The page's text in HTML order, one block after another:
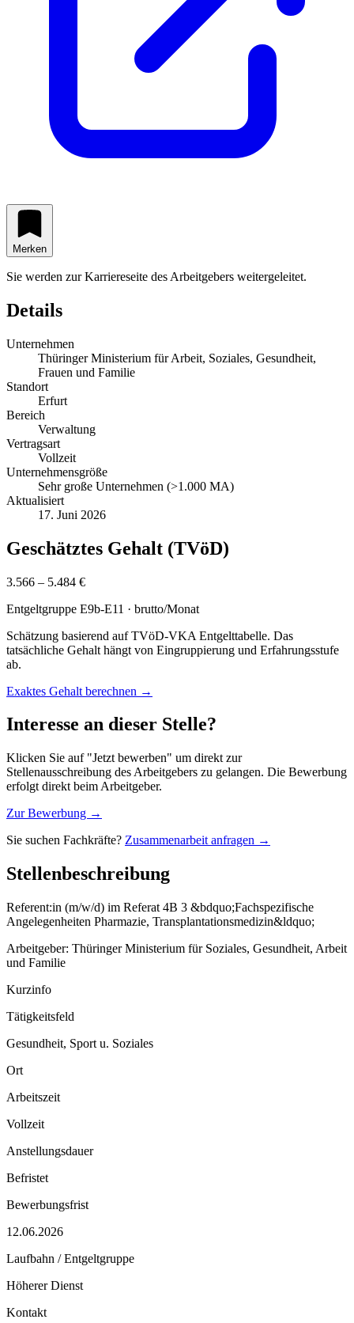
Merken
Sie werden zur Karriereseite des Arbeitgebers weitergeleitet.
Details
Unternehmen
Thüringer Ministerium für Arbeit, Soziales, Gesundheit,
Frauen und Familie
Standort
Erfurt
Bereich
Verwaltung
Vertragsart
Vollzeit
Unternehmensgröße
Sehr große Unternehmen (>1.000 MA)
Aktualisiert
17. Juni 2026
Geschätztes Gehalt (TVöD)
3.566 – 5.484 €
Entgeltgruppe E9b-E11 · brutto/Monat
Schätzung basierend auf TVöD-VKA Entgelttabelle. Das
tatsächliche Gehalt hängt von Eingruppierung und Erfahrungsstufe
ab.
Exaktes Gehalt berechnen →
Interesse an dieser Stelle?
Klicken Sie auf "Jetzt bewerben" um direkt zur
Stellenausschreibung des Arbeitgebers zu gelangen. Die Bewerbung
erfolgt direkt beim Arbeitgeber.
Zur Bewerbung →
Sie suchen Fachkräfte? Zusammenarbeit anfragen →
Stellenbeschreibung
Referent:in (m/w/d) im Referat 4B 3 &bdquo;Fachspezifische
Angelegenheiten Pharmazie, Transplantationsmedizin&ldquo;
Arbeitgeber: Thüringer Ministerium für Soziales, Gesundheit, Arbeit
und Familie
Kurzinfo
Tätigkeitsfeld
Gesundheit, Sport u. Soziales
Ort
Arbeitszeit
Vollzeit
Anstellungsdauer
Befristet
Bewerbungsfrist
12.06.2026
Laufbahn / Entgeltgruppe
Höherer Dienst
Kontakt